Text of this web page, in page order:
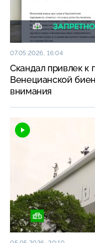
07.05.2026, 16:04
Скандал привлек к
Венецианской
внимания